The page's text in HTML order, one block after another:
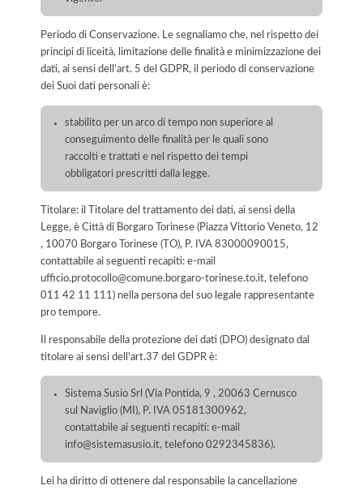
Periodo di Conservazione. Le segnaliamo che, nel rispetto dei
principi di liceità, limitazione delle finalità e minimizzazione dei
dati, ai sensi dell’art. 5 del GDPR, il periodo di conservazione
dei Suoi dati personali è:
stabilito per un arco di tempo non superiore al
conseguimento delle finalità per le quali sono
raccolti e trattati e nel rispetto dei tempi
obbligatori prescritti dalla legge.
Titolare: il Titolare del trattamento dei dati, ai sensi della
Legge, è Città di Borgaro Torinese (Piazza Vittorio Veneto, 12
, 10070 Borgaro Torinese (TO), P. IVA 83000090015,
contattabile ai seguenti recapiti: e-mail
ufficio.protocollo@comune.borgaro-torinese.to.it, telefono
011 42 11 111) nella persona del suo legale rappresentante
pro tempore.
Il responsabile della protezione dei dati (DPO) designato dal
titolare ai sensi dell'art.37 del GDPR è:
Sistema Susio Srl (Via Pontida, 9 , 20063 Cernusco
sul Naviglio (MI), P. IVA 05181300962,
contattabile ai seguenti recapiti: e-mail
info@sistemasusio.it, telefono 0292345836).
Lei ha diritto di ottenere dal responsabile la cancellazione